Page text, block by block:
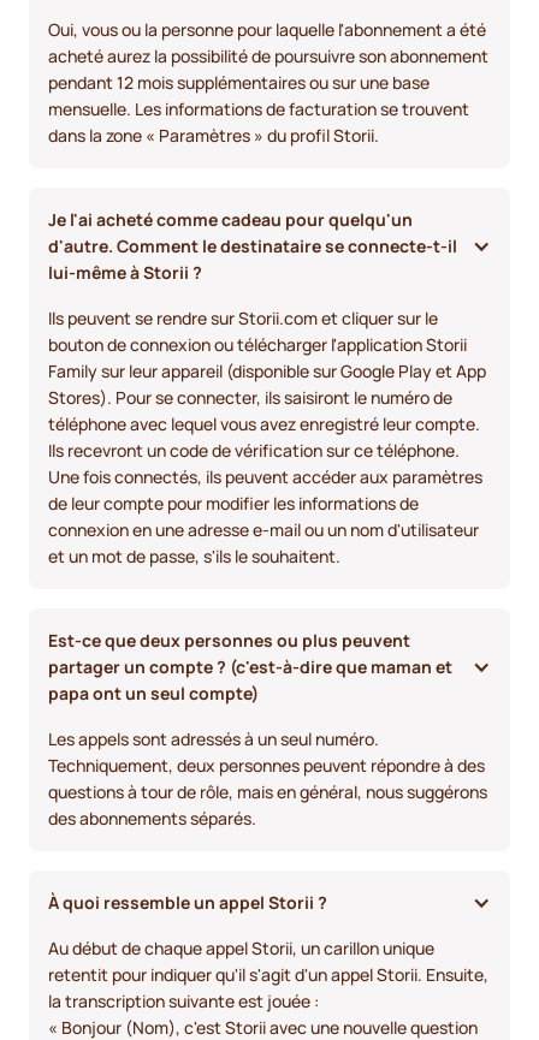
Oui, vous ou la personne pour laquelle l'abonnement a été
acheté aurez la possibilité de poursuivre son abonnement
pendant 12 mois supplémentaires ou sur une base
mensuelle. Les informations de facturation se trouvent
dans la zone « Paramètres » du profil Storii.
Je l'ai acheté comme cadeau pour quelqu'un
d'autre. Comment le destinataire se connecte-t-il
lui-même à Storii ?
Ils peuvent se rendre sur Storii.com et cliquer sur le
bouton de connexion ou télécharger l'application Storii
Family sur leur appareil (disponible sur Google Play et App
Stores). Pour se connecter, ils saisiront le numéro de
téléphone avec lequel vous avez enregistré leur compte.
Ils recevront un code de vérification sur ce téléphone.
Une fois connectés, ils peuvent accéder aux paramètres
de leur compte pour modifier les informations de
connexion en une adresse e-mail ou un nom d'utilisateur
et un mot de passe, s'ils le souhaitent.
Est-ce que deux personnes ou plus peuvent
partager un compte ? (c'est-à-dire que maman et
papa ont un seul compte)
Les appels sont adressés à un seul numéro.
Techniquement, deux personnes peuvent répondre à des
questions à tour de rôle, mais en général, nous suggérons
des abonnements séparés.
À quoi ressemble un appel Storii ?
Au début de chaque appel Storii, un carillon unique
retentit pour indiquer qu'il s'agit d'un appel Storii. Ensuite,
la transcription suivante est jouée :
« Bonjour (Nom), c'est Storii avec une nouvelle question